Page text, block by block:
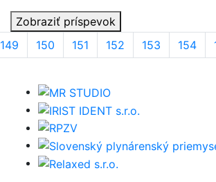
Zobraziť príspevok
149
150 151 152 153 154